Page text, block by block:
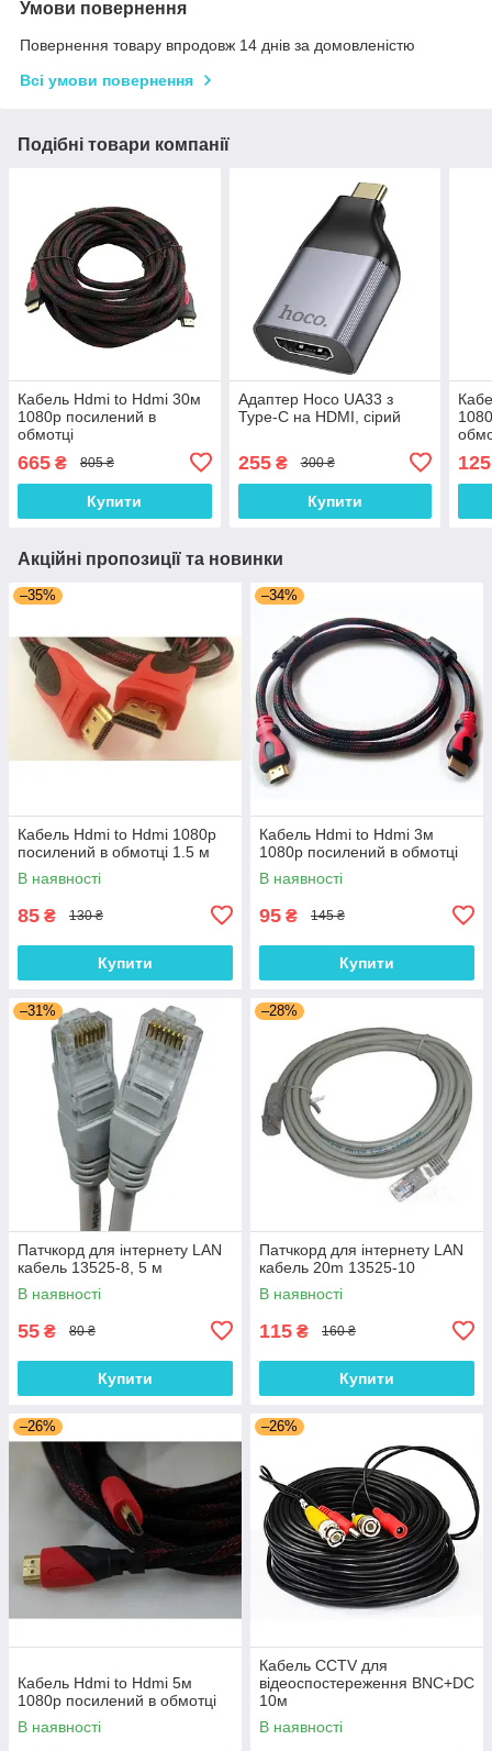
Умови повернення
Повернення товару впродовж 14 днів за домовленістю
Всі умови повернення
Подібні товари компанії
Кабель Hdmi to Hdmi 30м
1080p посилений в
обмотці
665 ₴ 805 ₴
Купити
Адаптер Hoco UA33 з
Type-C на HDMI, сірий
255₴ 300 ₴
Купити
125
Акційні пропозиції та новинки
–35%
Кабель Hdmi to Hdmi 1080p
посилений в обмотці 1.5 м
В наявності
85 ₴ 130 ₴
Купити
–34%
Кабель Hdmi to Hdmi 3м
1080p посилений в обмотці
В наявності
95 ₴ 145 ₴
Купити
–31%
Патчкорд для інтернету LAN
кабель 13525-8, 5 м
В наявності
55 ₴ 80 ₴
Купити
–28%
Патчкорд для інтернету LAN
кабель 20m 13525-10
В наявності
115 ₴ 160 ₴
Купити
–26%
Кабель Hdmi to Hdmi 5м
1080p посилений в обмотці
В наявності
–26%
Кабель CCTV для
відеоспостереження BNC+DC
10м
В наявності